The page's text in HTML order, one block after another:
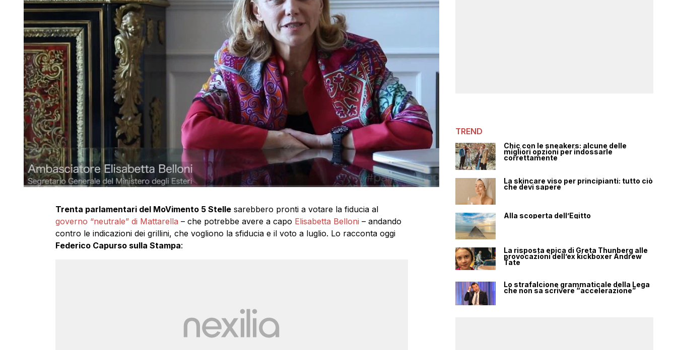
Trenta parlamentari del MoVimento 5 Stellesarebbero pronti a votare la fiducia al
governo “neutrale” di Mattarella – che potrebbe avere a capo Elisabetta Belloni – andando
contro le indicazioni dei grillini, che vogliono la sfiducia e il voto a luglio. Lo racconta oggi
Federico Capurso sulla Stampa:
TREND
Chic con le sneakers: alcune delle
migliori opzioni per indossarle
correttamente
La skincare viso per principianti: tutto ciò
che devi sapere
Alla scoperta dell’Egitto
La risposta epica di Greta Thunberg alle
provocazioni dell’ex kickboxer Andrew
Tate
Lo strafalcione grammaticale della Lega
che non sa scrivere “accelerazione”